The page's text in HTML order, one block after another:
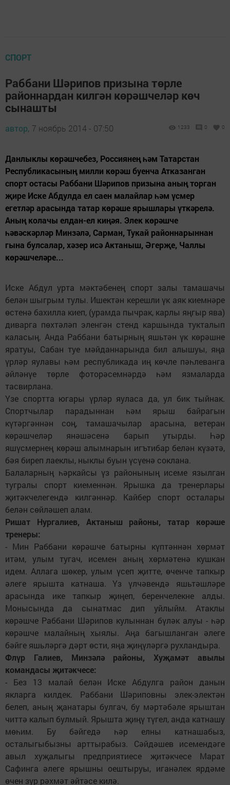
СПОРТ
Раббани Шәрипов призына төрле
районнардан килгән көрәшчеләр көч
сынашты
автор, 7 ноябрь 2014 - 07:50 1233 0 0
Данлыклы көрәшчебез, Россиянең һәм Татарстан
Республикасының милли көрәш буенча Атказанган
спорт остасы Раббани Шәрипов призына аның торган
җире Иске Абдулда ел саен малайлар һәм үсмер
егетләр арасында татар көрәше ярышлары үткәрелә.
Аның колачы елдан-ел киңәя. Элек көрәшче
һәвәскәрләр Минзәлә, Сарман, Тукай районнарыннан
гына булсалар, хәзер исә Актаныш, Әгерҗе, Чаллы
көрәшчеләре...
Иске Абдул урта мәктәбенең спорт залы тамашачы
белән шыгрым тулы. Ишектән керешли үк аяк киемнәре
өстенә бахилла киеп, (урамда пычрак, карлы яңгыр ява)
диварга пөхтәләп эленгән стенд каршында тукталып
каласың. Анда Раббани батырның яшьтән үк көрәшне
яратуы, Сабан туе мәйданнарында бил алышуы, яңа
үрләр яулавы һәм республикада иң көчле пәһлеванга
әйләнүе төрле фоторәсемнәрдә һәм язмаларда
тасвирлана.
Үзе спортта югары үрләр яуласа да, ул бик тыйнак.
Спортчылар парадыннан һәм ярыш байрагын
күтәргәннән соң, тамашачылар арасына, ветеран
көрәшчеләр янәшәсенә барып утырды. Һәр
яшүсмернең көрәш алымнарын игътибар белән күзәтә,
бәя биреп лаеклы, ныклы буын үсүенә соклана.
Балаларның һәркайсы үз районының исеме язылган
тугралы спорт киеменнән. Ярышка да тренерлары
җитәкчелегендә килгәннәр. Кайбер спорт осталары
белән сөйләшеп алам.
Ришат Нургалиев, Актаныш районы, татар көрәше
тренеры:
- Мин Раббани көрәшче батырны күптәннән хөрмәт
итәм, улым тугач, исемен аның хөрмәтенә кушкан
идем. Аллага шөкер, улым үсеп җитте, өченче тапкыр
әлеге ярышта катнаша. Үз үлчәвендә яшьтәшләре
арасында ике тапкыр җиңеп, беренчелекне алды.
Монысында да сынатмас дип уйлыйм. Атаклы
көрәшче Раббани Шәрипов кулыннан бүләк алуы - һәр
көрәшче малайның хыялы. Аңа багышланган әлеге
бәйге яшьләргә дәрт өсти, яңа җиңүләргә рухландыра.
Флүр Галиев, Минзәлә районы, Хуҗамәт авылы
командасы җитәкчесе:
- Без 13 малай белән Иске Абдулга район данын
якларга килдек. Раббани Шәриповны элек-электән
белеп, аның җанатары булгач, бу мәртәбәле ярыштан
читтә калып булмый. Ярышта җиңү түгел, анда катнашу
мөһим. Бу бәйгедә һәр елны катнашабыз,
осталыгыбызны арттырабыз. Сәйдәшев исемендәге
авыл хуҗалыгы предприятиесе җитәкчесе Марат
Сафинга әлеге ярышны оештыруы, иганәлек ярдәме
өчен зур рәхмәт әйтәсе килә.